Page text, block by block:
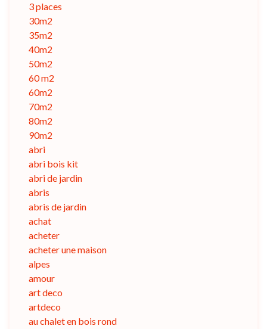
3 places
30m2
35m2
40m2
50m2
60 m2
60m2
70m2
80m2
90m2
abri
abri bois kit
abri de jardin
abris
abris de jardin
achat
acheter
acheter une maison
alpes
amour
art deco
artdeco
au chalet en bois rond